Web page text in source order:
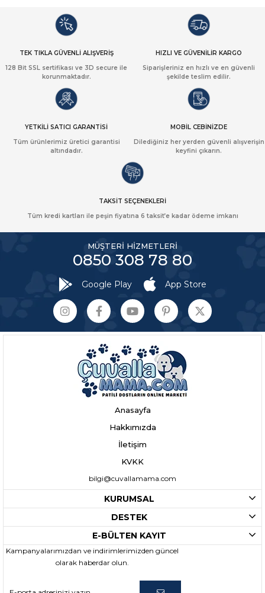
TEK TIKLA GÜVENLİ ALIŞVERİŞ
128 Bit SSL sertifikası ve 3D secure ile
korunmaktadır.
HIZLI VE GÜVENİLİR KARGO
Siparişleriniz en hızlı ve en güvenli
şekilde teslim edilir.
YETKİLİ SATICI GARANTİSİ
Tüm ürünlerimiz üretici garantisi
altındadır.
MOBİL CEBİNİZDE
Dilediğiniz her yerden güvenli alışverişin
keyfini çıkarın.
TAKSİT SEÇENEKLERİ
Tüm kredi kartları ile peşin fiyatına 6 taksit’e kadar ödeme imkanı
MÜŞTERİ HİZMETLERİ
0850 308 78 80
Google Play App Store
Anasayfa
Hakkımızda
İletişim
KVKK
bilgi@cuvallamama.com
KURUMSAL
DESTEK
E-BÜLTEN KAYIT
Kampanyalarımızdan ve indirimlerimizden güncel
olarak haberdar olun.